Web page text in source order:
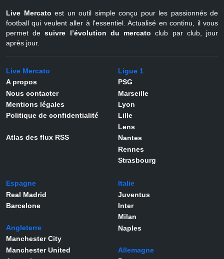
Live Mercato est un outil simple conçu pour les passionnés de
football qui veulent aller à l'essentiel. Actualisé en continu, il vous
permet desuivre l’évolution du mercato club par club, jour
après jour.
Live Mercato
A propos
Nous contacter
Mentions légales
Politique de confidentialité
Atlas des flux RSS
Ligue 1
PSG
Marseille
Lyon
Lille
Lens
Nantes
Rennes
Strasbourg
Espagne
Real Madrid
Barcelone
Angleterre
Manchester City
Manchester United
Italie
Juventus
Inter
Milan
Naples
Allemagne